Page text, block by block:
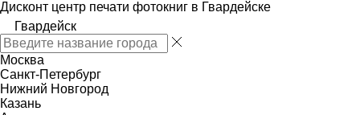
Дисконт центр печати фотокниг в Гвардейске
Гвардейск
Москва
Санкт-Петербург
Нижний Новгород
Казань